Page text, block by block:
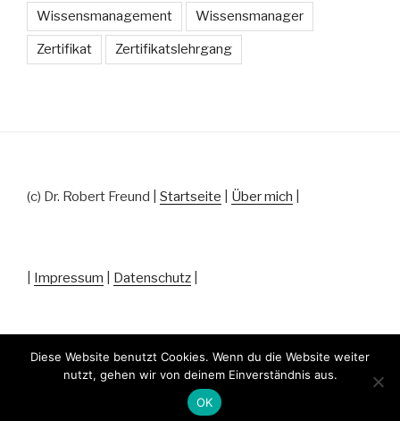
Wissensmanagement Wissensmanager
Zertifikat Zertifikatslehrgang
(c) Dr. Robert Freund | Startseite Über mich
Impressum Datenschutz
Datenschutz Stolz präsentiert von WordPress
Diese Website benutzt Cookies. Wenn du die Website weiter
nutzt, gehen wir von deinem Einverständnis aus.
OK